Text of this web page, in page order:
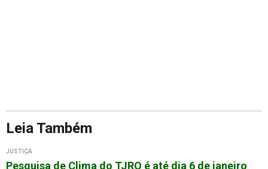
Leia Também
JUSTIÇA
Pesquisa de Clima do TJRO é até dia 6 de janeiro